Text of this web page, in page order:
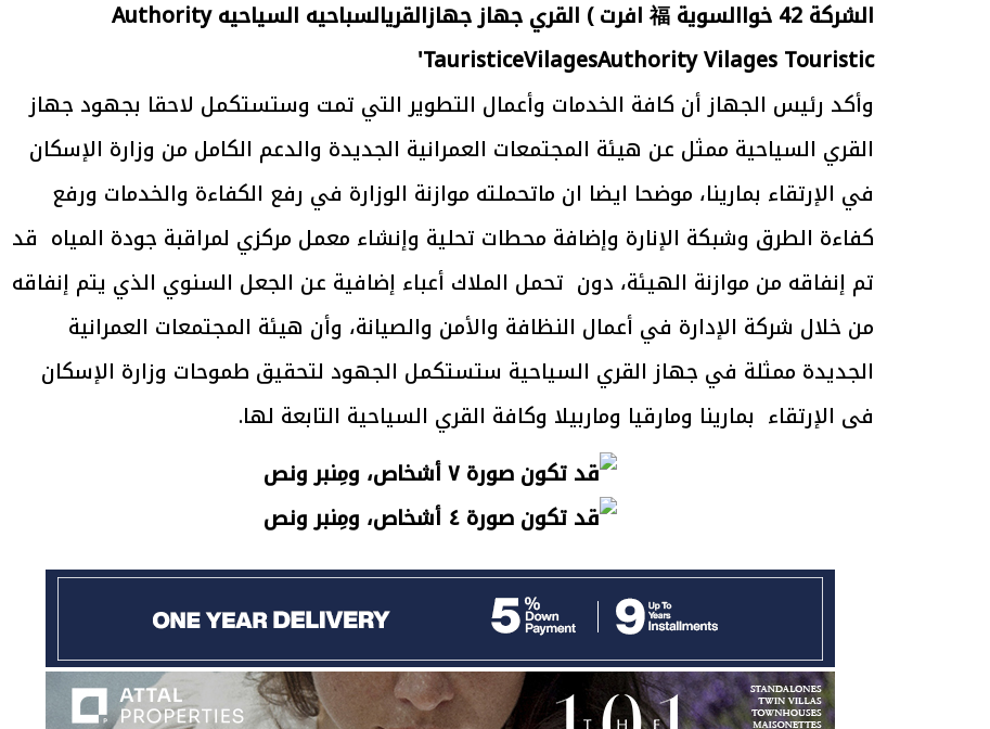
وأكد رئيس الجهاز أن كافة الخدمات وأعمال التطوير التي تمت وستستكمل لاحقا بجهود جهاز
القري السياحية ممثل عن هيئة المجتمعات العمرانية الجديدة والدعم الكامل من وزارة الإسكان
في الإرتقاء بمارينا، موضحا ايضا ان ماتحملته موازنة الوزارة في رفع الكفاءة والخدمات ورفع
كفاءة الطرق وشبكة الإنارة وإضافة محطات تحلية وإنشاء معمل مركزي لمراقبة جودة المياه قد
تم إنفاقه من موازنة الهيئة، دون تحمل الملاك أعباء إضافية عن الجعل السنوي الذي يتم إنفاقه
من خلال شركة الإدارة في أعمال النظافة والأمن والصيانة، وأن هيئة المجتمعات العمرانية
الجديدة ممثلة في جهاز القري السياحية ستستكمل الجهود لتحقيق طموحات وزارة الإسكان
فى الإرتقاء بمارينا ومارقيا وماربيلا وكافة القري السياحية التابعة لها.
الرئيس السيسي: تداعيات خطيرة على
الاقتصاد العالمي وأسعار الوقود حال
استمرار الأزمة في الشرق الأوسط
رئيس الوزراء يتابع الإجراءات الخاصة
بتنفيذ التوجيهات الرئاسية بطرح وحدات
سكنية بالإيجار للمواطنين
افتتاح «إيجبس 2026» بحضور دولي
واسع.. والبترول: مصر تعزز مكانتها
بوصفها مركزًا إقليميًّا للطاقة